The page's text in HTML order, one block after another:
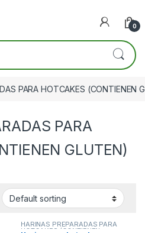
0
PARA HOTCAKES (CONTIENEN
PARA
GLUTEN)
HARINAS PREPARADAS PARA
HOTCAKES (CONTIENEN